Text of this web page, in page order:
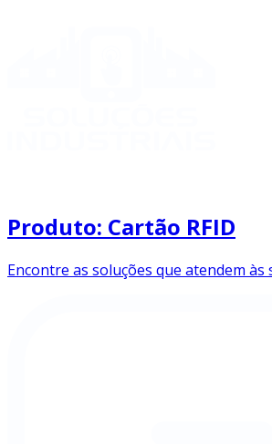
Produto: Cartão RFID
Encontre as soluções que atendem às